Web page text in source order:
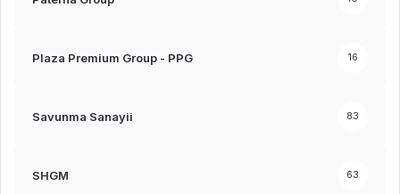
Plaza Premium Group - PPG 16
Savunma Sanayii 83
SHGM 63